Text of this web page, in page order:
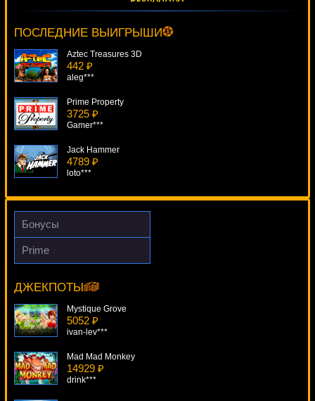
ПОСЛЕДНИЕ ВЫИГРЫШИ
blogolet***
Aztec Treasures 3D
442 ₽
aleg***
Prime Property
3725 ₽
Gamer***
Jack Hammer
4789 ₽
loto***
Starscape
1954 ₽
Dr. Lovemore
4737 ₽
mgarkunov***
Бонусы
Prime
ДЖЕКПОТЫ
White Orchid
aleg***
Mystique Grove
5052 ₽
ivan-lev***
Mad Mad Monkey
14929 ₽
drink***